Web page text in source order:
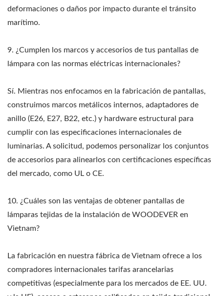
deformaciones o daños por impacto durante el tránsito
marítimo.
9. ¿Cumplen los marcos y accesorios de tus pantallas de
lámpara con las normas eléctricas internacionales?
Sí. Mientras nos enfocamos en la fabricación de pantallas,
construimos marcos metálicos internos, adaptadores de
anillo (E26, E27, B22, etc.) y hardware estructural para
cumplir con las especificaciones internacionales de
luminarias. A solicitud, podemos personalizar los conjuntos
de accesorios para alinearlos con certificaciones específicas
del mercado, como UL o CE.
10. ¿Cuáles son las ventajas de obtener pantallas de
lámparas tejidas de la instalación de WOODEVER en
Vietnam?
La fabricación en nuestra fábrica de Vietnam ofrece a los
compradores internacionales tarifas arancelarias
competitivas (especialmente para los mercados de EE. UU.